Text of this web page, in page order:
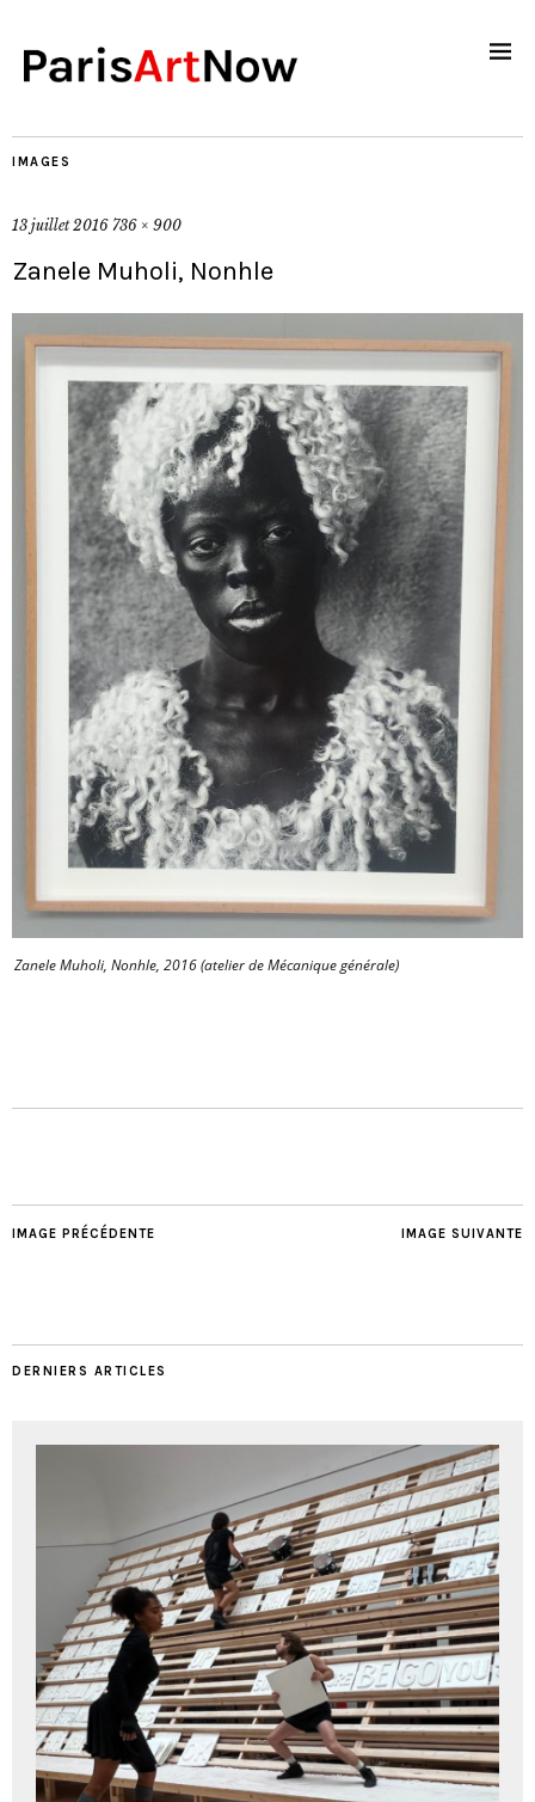
IMAGES
13 juillet 2016 736 × 900
Zanele Muholi, Nonhle
Zanele Muholi, Nonhle, 2016 (atelier de Mécanique générale)
IMAGE SUIVANTE
IMAGE PRÉCÉDENTE
DERNIERS ARTICLES